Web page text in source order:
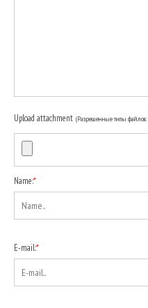
Upload attachment (Разрешенные типы файлов:
Name:*
E-mail:*